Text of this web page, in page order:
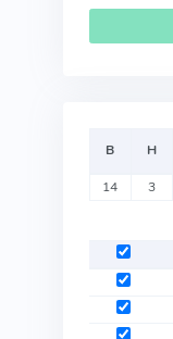
В Н
14 3